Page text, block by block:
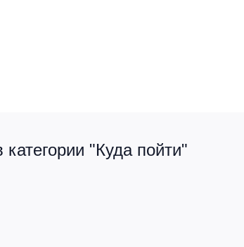
"Куда пойти"